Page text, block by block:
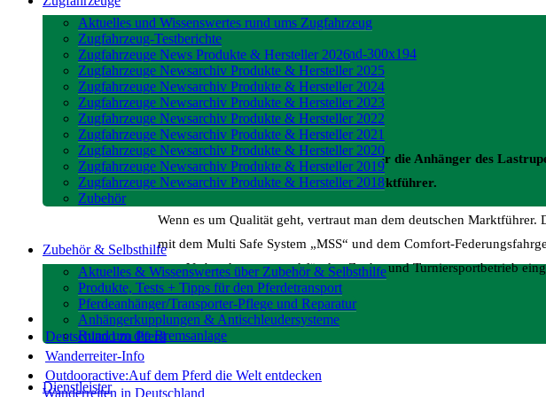
Aktuelles und Wissenswertes rund ums Zugfahrzeug
Zugfahrzeug-Testberichte
Zugfahrzeuge News Produkte & Hersteller 2026
Zugfahrzeuge Newsarchiv Produkte & Hersteller 2025
Zugfahrzeuge Newsarchiv Produkte & Hersteller 2024
Zugfahrzeuge Newsarchiv Produkte & Hersteller 2023
Zugfahrzeuge Newsarchiv Produkte & Hersteller 2022
Zugfahrzeuge Newsarchiv Produkte & Hersteller 2021
Zugfahrzeuge Newsarchiv Produkte & Hersteller 2020
Zugfahrzeuge Newsarchiv Produkte & Hersteller 2019
Zugfahrzeuge Newsarchiv Produkte & Hersteller 2018
Zubehör
Zubehör & Selbsthilfe
Aktuelles & Wissenswertes über Zubehör & Selbsthilfe
Produkte, Tests + Tipps für den Pferdetransport
Pferdeanhänger/Transporter-Pflege und Reparatur
Anhängerkupplungen & Antischleudersysteme
Rund um die Bremsanlage
Dienstleister
Der Hannoveraner Verband hat sich für die Anhänger des
geht, vertraut man dem deutschen Marktführer.
Wenn es um Qualität geht, vertraut man dem deutschen
mit dem Multi Safe System „MSS“ und dem Comfort-
vom Verband genutzt und für den Zucht- und Turniersportbetrieb
Deutschland zu Pferd
Wanderreiter-Info
Outdooractive:Auf dem Pferd die Welt entdecken
Wanderreiten in Deutschland